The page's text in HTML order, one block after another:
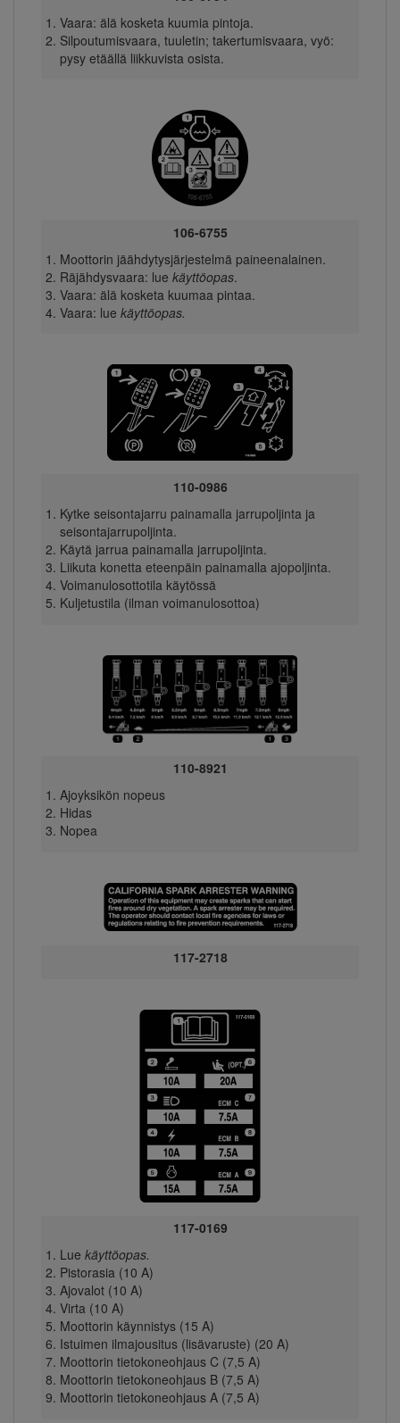
Vaara: älä kosketa kuumia pintoja.
Silpoutumisvaara, tuuletin; takertumisvaara, vyö:
pysy etäällä liikkuvista osista.
106-6755
Moottorin jäähdytysjärjestelmä paineenalainen.
Räjähdysvaara: lue käyttöopas.
Vaara: älä kosketa kuumaa pintaa.
Vaara: lue käyttöopas.
110-0986
Kytke seisontajarru painamalla jarrupoljinta ja
seisontajarrupoljinta.
Käytä jarrua painamalla jarrupoljinta.
Liikuta konetta eteenpäin painamalla ajopoljinta.
Voimanulosottotila käytössä
Kuljetustila (ilman voimanulosottoa)
110-8921
Ajoyksikön nopeus
Hidas
Nopea
117-2718
117-0169
Lue käyttöopas.
Pistorasia (10 A)
Ajovalot (10 A)
Virta (10 A)
Moottorin käynnistys (15 A)
Istuimen ilmajousitus (lisävaruste) (20 A)
Moottorin tietokoneohjaus C (7,5 A)
Moottorin tietokoneohjaus B (7,5 A)
Moottorin tietokoneohjaus A (7,5 A)